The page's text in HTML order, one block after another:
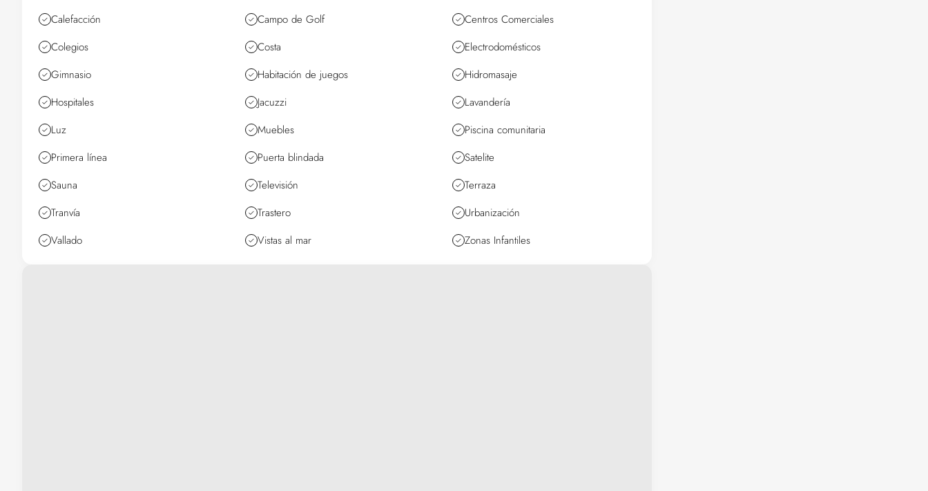
Calefacción
Campo de Golf
Centros Comerciales
Colegios
Costa
Electrodomésticos
Gimnasio
Habitación de juegos
Hidromasaje
Hospitales
Jacuzzi
Lavandería
Luz
Muebles
Piscina comunitaria
Primera línea
Puerta blindada
Satelite
Sauna
Televisión
Terraza
Tranvía
Trastero
Urbanización
Vallado
Vistas al mar Zonas Infantiles